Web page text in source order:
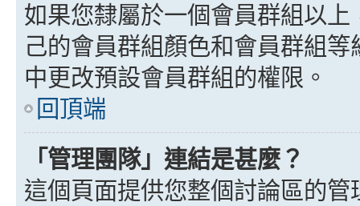
如果您隸屬於一個會員群組以
己的會員群組顏色和會員群組
中更改預設會員群組的權限。
回頂端
「管理團隊」連結是甚麼？
這個頁面提供您整個討論區的